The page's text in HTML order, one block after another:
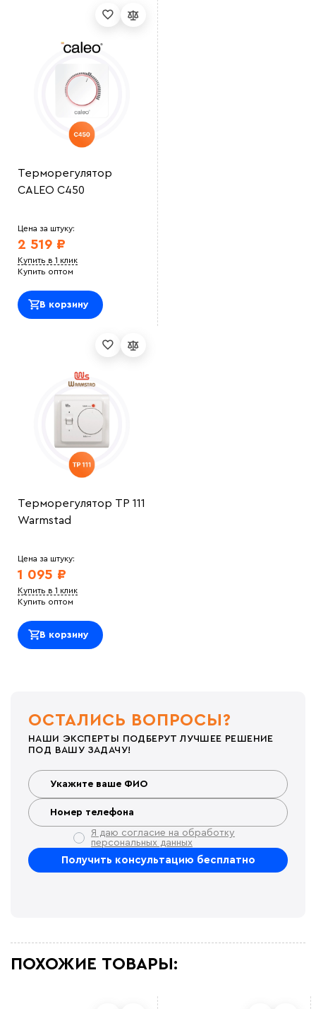
Терморегулятор
CALEO C450
Цена за штуку:
2 519 ₽
Купить в 1 клик
Купить оптом
В корзину
Терморегулятор ТР 111
Warmstad
Цена за штуку:
1 095 ₽
Купить в 1 клик
Купить оптом
В корзину
ОСТАЛИСЬ ВОПРОСЫ?
НАШИ ЭКСПЕРТЫ ПОДБЕРУТ ЛУЧШЕЕ РЕШЕНИЕ
ПОД ВАШУ ЗАДАЧУ!
Я даю согласие на обработку
персональных данных
ПОХОЖИЕ ТОВАРЫ: